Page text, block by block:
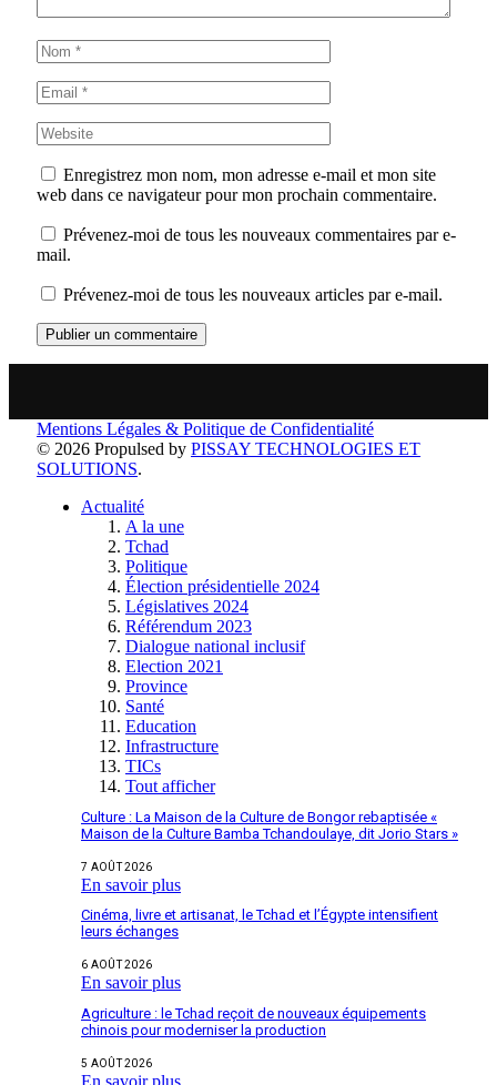
Enregistrez mon nom, mon adresse e-mail et mon site
web dans ce navigateur pour mon prochain commentaire.
Prévenez-moi de tous les nouveaux commentaires par e-
mail.
Prévenez-moi de tous les nouveaux articles par e-mail.
Mentions Légales & Politique de Confidentialité
© 2026 Propulsed by PISSAY TECHNOLOGIES ET
SOLUTIONS.
Actualité
A la une
Tchad
Politique
Élection présidentielle 2024
Législatives 2024
Référendum 2023
Dialogue national inclusif
Election 2021
Province
Santé
Education
Infrastructure
TICs
Tout afficher
Culture : La Maison de la Culture de Bongor rebaptisée «
Maison de la Culture Bamba Tchandoulaye, dit Jorio Stars »
7 AOÛT 2026
En savoir plus
Cinéma, livre et artisanat, le Tchad et l’Égypte intensifient
leurs échanges
6 AOÛT 2026
En savoir plus
Agriculture : le Tchad reçoit de nouveaux équipements
chinois pour moderniser la production
5 AOÛT 2026
En savoir plus